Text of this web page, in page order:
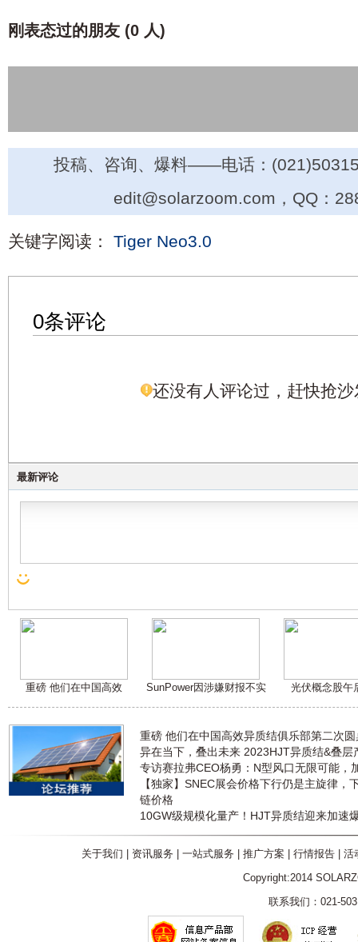
刚表态过的朋友 (0 人)
投稿、咨询、爆料——电话：
edit@solarzoom.com，QQ：
关键字阅读： Tiger Neo3.0
0条评论
还没有人评论过，赶快抢沙
最新评论
重磅 他们在中国高效 SunPower因涉嫌财报不实 光伏概念股午
重磅 他们在中国高效异质结俱乐部第二次
异在当下，叠出未来 2023HJT异质结&叠层
专访赛拉弗CEO杨勇：N型风口无限可能，
【独家】SNEC展会价格下行仍是主旋律，
链价格
10GW级规模化量产！HJT异质结迎来加速
关于我们 资讯服务 一站式服务 推广方案 行情报告| 活
Copyright:2014
联系我们：021-